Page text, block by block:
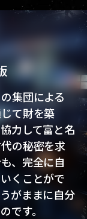
集団による
て財を築
力して富と名
の秘密を求
、完全に自
くことがで
がままに自分
です。